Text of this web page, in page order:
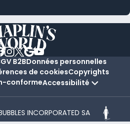
B2BDonnées personnelles
de cookiesCopyrights
conformeAccessibilité
INCORPORATED SA